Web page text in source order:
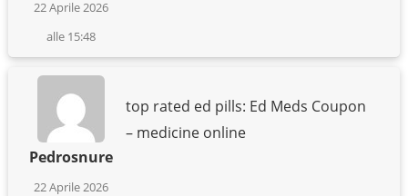
22 Aprile 2026
alle 15:48
Pedrosnure
22 Aprile 2026
top rated ed pills: Ed Meds Coupon
– medicine online